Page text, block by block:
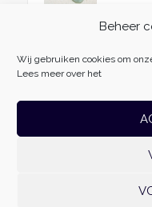
Beheer
Wij gebruiken cookies om
Lees meer over het
|